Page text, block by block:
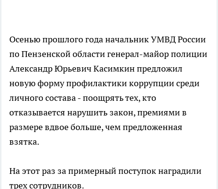
Осенью прошлого года начальник УМВД России
по Пензенской области генерал-майор полиции
Александр Юрьевич Касимкин предложил
новую форму профилактики коррупции среди
личного состава - поощрять тех, кто
отказывается нарушить закон, премиями в
размере вдвое больше, чем предложенная
взятка.
На этот раз за примерный поступок наградили
трех сотрудников.